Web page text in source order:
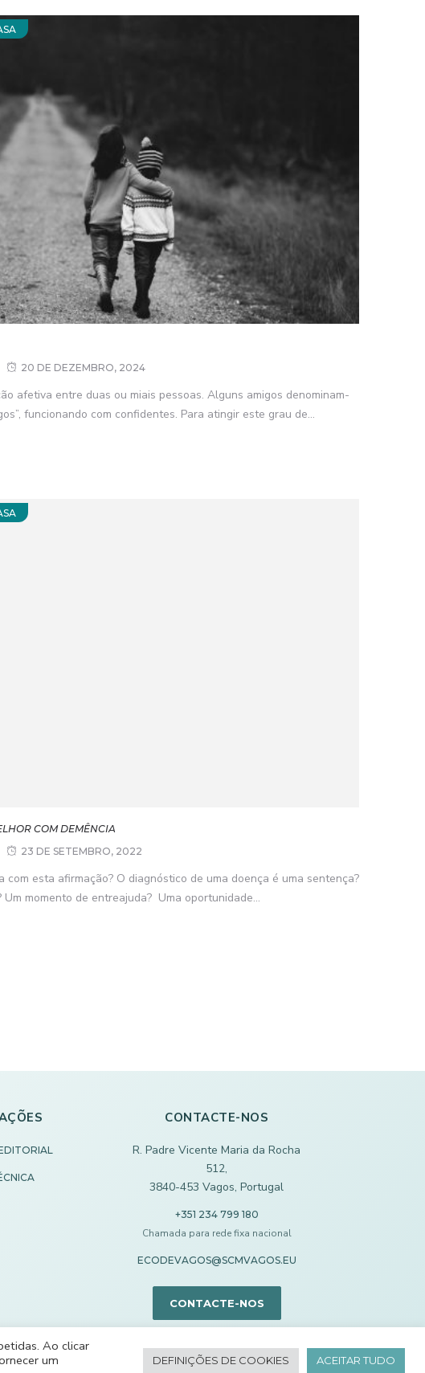
20 DE DEZEMBRO, 2024
afetiva entre duas ou miais pessoas. Alguns amigos denominam-
funcionando com confidentes. Para atingir este grau de...
COM DEMÊNCIA
23 DE SETEMBRO, 2022
com esta afirmação? O diagnóstico de uma doença é uma sentença?
Um momento de entreajuda? Uma oportunidade...
CONTACTE-NOS
R. Padre Vicente Maria da Rocha
512,
3840-453 Vagos, Portugal
+351 234 799 180
Chamada para rede fixa nacional
ECODEVAGOS@SCMVAGOS.EU
CONTACTE-NOS
Ao clicar
um
DEFINIÇÕES DE COOKIES ACEITAR TUDO